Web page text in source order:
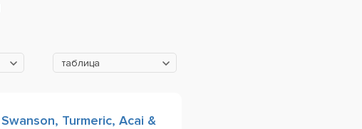
таблица
Swanson, Turmeric, Acai &